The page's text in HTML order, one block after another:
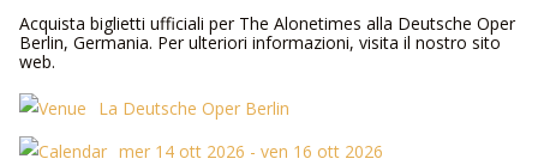
Acquista biglietti ufficiali per The Alonetimes alla Deutsche Oper
Berlin, Germania. Per ulteriori informazioni, visita il nostro sito
web.
La Deutsche Oper Berlin
mer 14 ott 2026 - ven 16 ott 2026